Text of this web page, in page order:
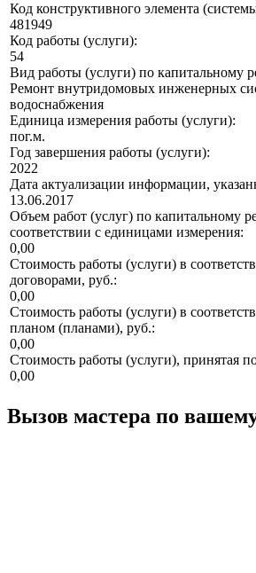
Код конструктивного элемента
481949
Код работы (услуги):
54
Вид работы (услуги) по капитальному
Ремонт внутридомовых инженерных
водоснабжения
Единица измерения работы (услуги):
пог.м.
Год завершения работы (услуги):
2022
Дата актуализации информации,
13.06.2017
Объем работ (услуг) по капитальному
соответствии с единицами измерения:
0,00
Стоимость работы (услуги) в
договорами, руб.:
0,00
Стоимость работы (услуги) в
планом (планами), руб.:
0,00
Стоимость работы (услуги), принятая
0,00
Вызов мастера по